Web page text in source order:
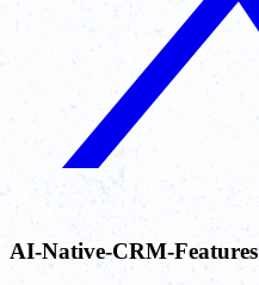
AI-Native-CRM-Features